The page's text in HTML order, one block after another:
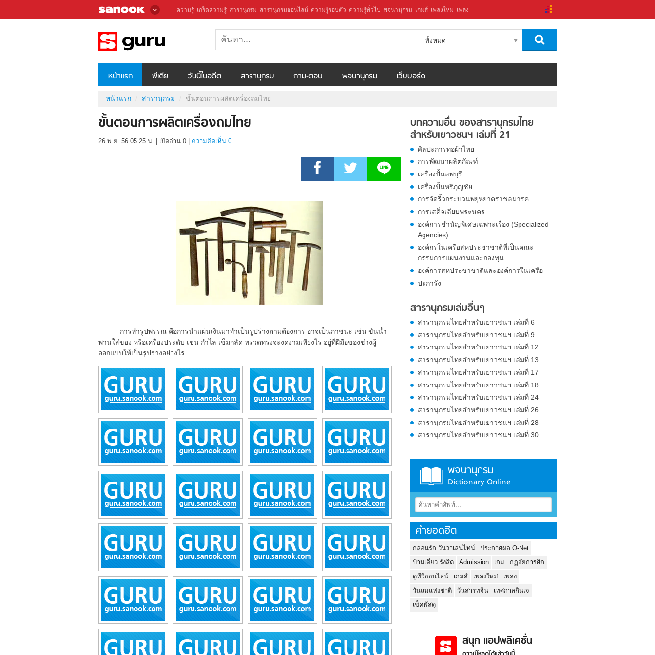
ความรู้ เกร็ดความรู้ สารานุกรม สารานุกรมออนไลน์ ความรู้รอบตัว ความรู้ทั่วไป พจนานุกรม เกมส์ เพลงใหม่ เพลง
ทั้งหมด
หน้าแรก พีเดีย วันนี้ในอดีต สารานุกรม ถาม-ตอบ พจนานุกรม เว็บบอร์ด
หน้าแรก สารานุกรม ขั้นตอนการผลิตเครื่องถมไทย
ขั้นตอนการผลิตเครื่องถมไทย
26 พ.ย. 56 05.25 น. เปิดอ่าน 0 ความคิดเห็น 0
การทำรูปพรรณ คือการนำแผ่นเงินมาทำเป็นรูปร่างตามต้องการ อาจเป็นภาชนะ เช่น ขันน้ำ
พานใส่ของ หรือเครื่องประดับ เช่น กำไล เข็มกลัด ทรวดทรงจะงดงามเพียงไร อยู่ที่ฝีมือของช่างผู้
ออกแบบให้เป็นรูปร่างอย่างไร
บทความอื่น ของสารานุกรมไทย
สำหรับเยาวชนฯ เล่มที่ 21
ศิลปะการทอผ้าไทย
การพัฒนาผลิตภัณฑ์
เครื่องปั้นลพบุรี
เครื่องปั้นหริภุญชัย
การจัดริ้วกระบวนพยุหยาตราชลมารค
การเสด็จเลียบพระนคร
องค์การชำนัญพิเศษเฉพาะเรื่อง (Specialized
Agencies)
องค์กรในเครือสหประชาชาติที่เป็นคณะ
กรรมการแผนงานและกองทุน
องค์การสหประชาชาติและองค์การในเครือ
ปะการัง
สารานุกรมเล่มอื่นๆ
สารานุกรมไทยสำหรับเยาวชนฯ เล่มที่ 6
สารานุกรมไทยสำหรับเยาวชนฯ เล่มที่ 9
สารานุกรมไทยสำหรับเยาวชนฯ เล่มที่ 12
สารานุกรมไทยสำหรับเยาวชนฯ เล่มที่ 13
สารานุกรมไทยสำหรับเยาวชนฯ เล่มที่ 17
สารานุกรมไทยสำหรับเยาวชนฯ เล่มที่ 18
สารานุกรมไทยสำหรับเยาวชนฯ เล่มที่ 24
สารานุกรมไทยสำหรับเยาวชนฯ เล่มที่ 26
สารานุกรมไทยสำหรับเยาวชนฯ เล่มที่ 28
สารานุกรมไทยสำหรับเยาวชนฯ เล่มที่ 30
พจนานุกรม
Dictionary Online
คำยอดฮิต
กลอนรัก วันวาเลนไทน์
ประกาศผล O-Net
บ้านเดี่ยว รังสิต
Admission เกม
กฏอัยการศึก
ดูทีวีออนไลน์
เกมส์ เพลงใหม่
เพลง
วันแม่แห่งชาติ
วันสารทจีน
เทศกาลกินเจ
เช็คพัสดุ
สนุก แอปพลิเคชั่น